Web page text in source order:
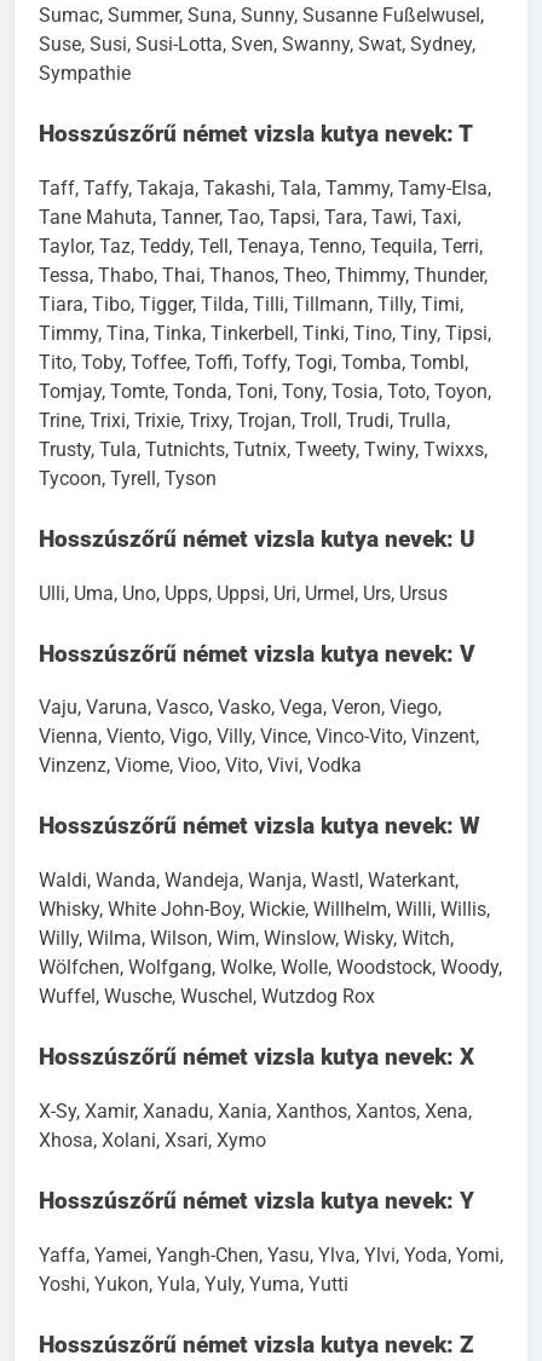
Sumac, Summer, Suna, Sunny, Susanne Fußelwusel,
Suse, Susi, Susi-Lotta, Sven, Swanny, Swat, Sydney,
Sympathie
Hosszúszőrű német vizsla kutya nevek: T
Taff, Taffy, Takaja, Takashi, Tala, Tammy, Tamy-Elsa,
Tane Mahuta, Tanner, Tao, Tapsi, Tara, Tawi, Taxi,
Taylor, Taz, Teddy, Tell, Tenaya, Tenno, Tequila, Terri,
Tessa, Thabo, Thai, Thanos, Theo, Thimmy, Thunder,
Tiara, Tibo, Tigger, Tilda, Tilli, Tillmann, Tilly, Timi,
Timmy, Tina, Tinka, Tinkerbell, Tinki, Tino, Tiny, Tipsi,
Tito, Toby, Toffee, Toffi, Toffy, Togi, Tomba, Tombl,
Tomjay, Tomte, Tonda, Toni, Tony, Tosia, Toto, Toyon,
Trine, Trixi, Trixie, Trixy, Trojan, Troll, Trudi, Trulla,
Trusty, Tula, Tutnichts, Tutnix, Tweety, Twiny, Twixxs,
Tycoon, Tyrell, Tyson
Hosszúszőrű német vizsla kutya nevek: U
Ulli, Uma, Uno, Upps, Uppsi, Uri, Urmel, Urs, Ursus
Hosszúszőrű német vizsla kutya nevek: V
Vaju, Varuna, Vasco, Vasko, Vega, Veron, Viego,
Vienna, Viento, Vigo, Villy, Vince, Vinco-Vito, Vinzent,
Vinzenz, Viome, Vioo, Vito, Vivi, Vodka
Hosszúszőrű német vizsla kutya nevek: W
Waldi, Wanda, Wandeja, Wanja, Wastl, Waterkant,
Whisky, White John-Boy, Wickie, Willhelm, Willi, Willis,
Willy, Wilma, Wilson, Wim, Winslow, Wisky, Witch,
Wölfchen, Wolfgang, Wolke, Wolle, Woodstock, Woody,
Wuffel, Wusche, Wuschel, Wutzdog Rox
Hosszúszőrű német vizsla kutya nevek: X
X-Sy, Xamir, Xanadu, Xania, Xanthos, Xantos, Xena,
Xhosa, Xolani, Xsari, Xymo
Hosszúszőrű német vizsla kutya nevek: Y
Yaffa, Yamei, Yangh-Chen, Yasu, Ylva, Ylvi, Yoda, Yomi,
Yoshi, Yukon, Yula, Yuly, Yuma, Yutti
Hosszúszőrű német vizsla kutya nevek: Z